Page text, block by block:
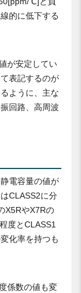
的に低下する
が安定してい
表記するのが
ように、主な
回路、高周波
電容量の値が
CLASS2に分
X5RやX7Rの
度とCLASS1
化率を持つも
係数の値も変